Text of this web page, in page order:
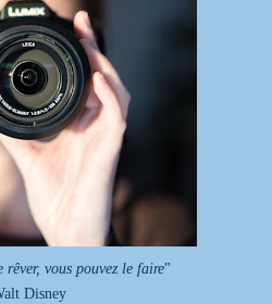
rêver, vous pouvez le faire"
Disney